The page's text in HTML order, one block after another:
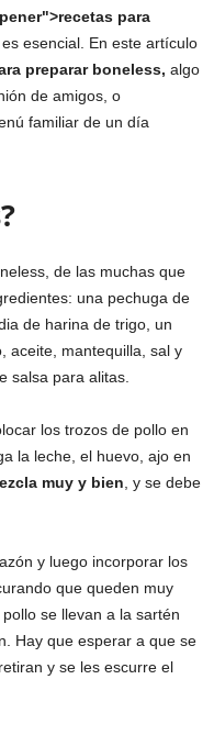
para
esencial. En este artículo
preparar boneless, algo
de amigos, o
familiar de un día
de las muchas que
una pechuga de
de harina de trigo, un
aceite, mantequilla, sal y
salsa para alitas.
los trozos de pollo en
la leche, el huevo, ajo en
muy y bien , y se debe
y luego incorporar los
que queden muy
se llevan a la sartén
Hay que esperar a que se
y se les escurre el